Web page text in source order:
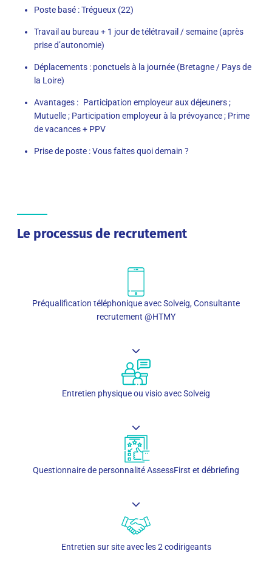
Poste basé : Trégueux (22)
Travail au bureau + 1 jour de télétravail / semaine (après
prise d’autonomie)
Déplacements : ponctuels à la journée (Bretagne / Pays de
la Loire)
Avantages : Participation employeur aux déjeuners ;
Mutuelle ; Participation employeur à la prévoyance ; Prime
de vacances + PPV
Prise de poste : Vous faites quoi demain ?
Le processus de recrutement
Préqualification téléphonique avec Solveig, Consultante
recrutement @HTMY
Entretien physique ou visio avec Solveig
Questionnaire de personnalité AssessFirst et débriefing
Entretien sur site avec les 2 codirigeants